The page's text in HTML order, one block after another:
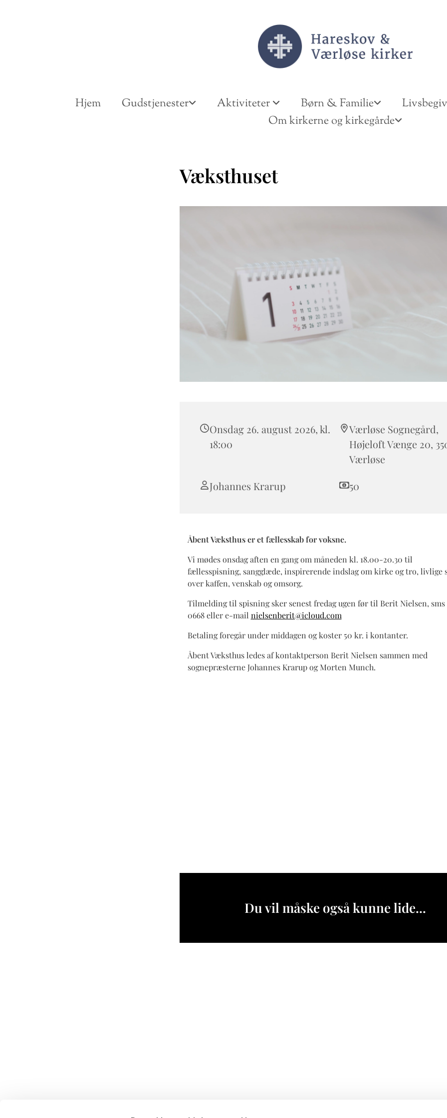
Hjem Gudstjenester Aktiviteter Børn & Familie
Om kirkerne og kirkegårde
Væksthuset
Onsdag 26. august 2026, kl.
18:00
Værløse Sognegård,
Højeloft Vænge 20,
Værløse
Johannes Krarup
50
Åbent Væksthus er et fællesskab for voksne.
Vi mødes onsdag aften en gang om måneden kl. 18.00-20.30 til
fællesspisning, sangglæde, inspirerende indslag om kirke og tro, livlige
over kaffen, venskab og omsorg.
Tilmelding til spisning sker senest fredag ugen før til Berit Nielsen, sms
0668 eller e-mail nielsenberit@icloud.com
Betaling foregår under middagen og koster 50 kr. i kontanter.
Åbent Væksthus ledes af kontaktperson Berit Nielsen sammen med
sognepræsterne Johannes Krarup og Morten Munch.
Du vil måske også kunne lide...